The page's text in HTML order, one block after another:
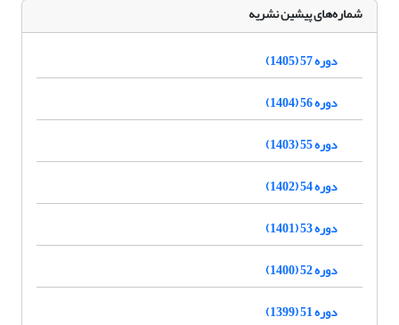
شماره‌های پیشین نشریه
دوره 57 (1405)
دوره 56 (1404)
دوره 55 (1403)
دوره 54 (1402)
دوره 53 (1401)
دوره 52 (1400)
دوره 51 (1399)